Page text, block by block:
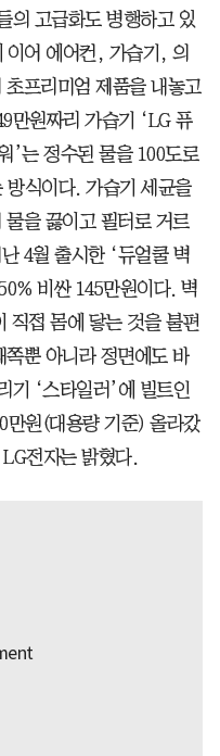
의 고급화도 병행하고 있
어 에어컨, 가습기, 의
프리미엄 제품을 내놓고
만원짜리 가습기 ‘LG 퓨
’는 정수된 물을 100도로
식이다. 가습기 세균을
을 끓이고 필터로 거르
4월 출시한 ‘듀얼쿨 벽
비싼 145만원이다. 벽
직접 몸에 닿는 것을 불편
뿐 아니라 정면에도 바
기 ‘스타일러’에 빌트인
만원(대용량 기준) 올라갔
전자는 밝혔다.